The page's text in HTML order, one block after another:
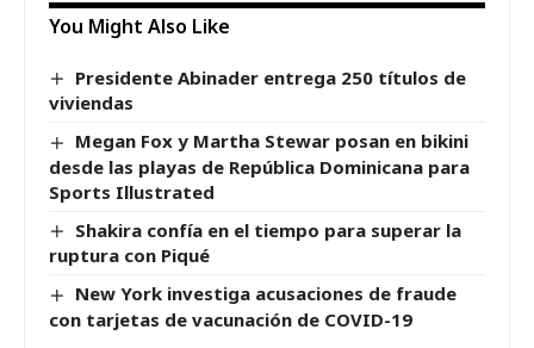
You Might Also Like
Presidente Abinader entrega 250 títulos de
viviendas
Megan Fox y Martha Stewar posan en bikini
desde las playas de República Dominicana para
Sports Illustrated
Shakira confía en el tiempo para superar la
ruptura con Piqué
New York investiga acusaciones de fraude
con tarjetas de vacunación de COVID-19